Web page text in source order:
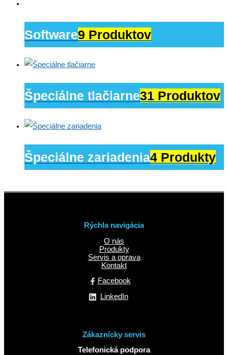
Software9 Produktov
Špeciálne tlačiarne31 Produktov
Špeciálne zariadenia4 Produkty
Rýchla navigácia
O nás
Produkty
Servis a oprava
Kontakt
Facebook
LinkedIn
Zákaznícky servis
Telefonická podpora